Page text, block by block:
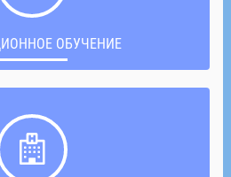
ОБУЧЕНИЕ